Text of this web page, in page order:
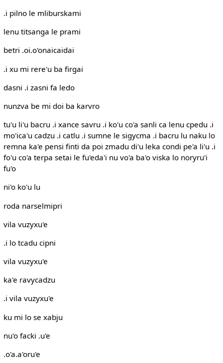
.i pilno le mliburskami
lenu titsanga le prami
betri .oi.o'onaicaidai
.i xu mi rere'u ba firgai
dasni .i zasni fa ledo
nunzva be mi doi ba karvro
tu'u li'u bacru .i xance savru .i ko'u co'a sanli ca lenu cpedu .i
mo'ica'u cadzu .i catlu .i sumne le sigycma .i bacru lu naku lo
remna ka'e pensi finti da poi zmadu di'u leka condi pe'a li'u .i
fo'u co'a terpa setai le fu'eda'i nu vo'a ba'o viska lo noryru'i
fu'o
ni'o ko'u lu
roda narselmipri
vila vuzyxu'e
.i lo tcadu cipni
vila vuzyxu'e
ka'e ravycadzu
.i vila vuzyxu'e
ku mi lo se xabju
nu'o facki .u'e
.o'a.a'oru'e